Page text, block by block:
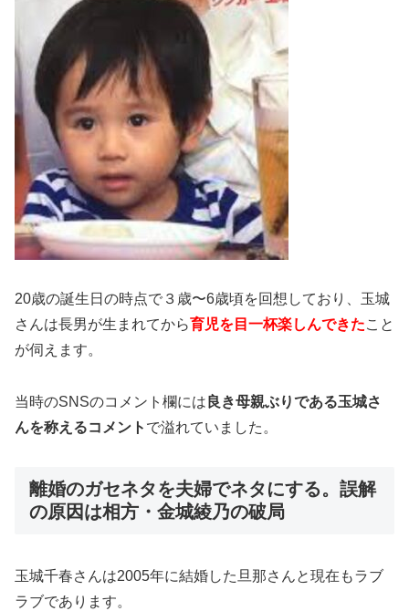
20歳の誕生日の時点で３歳〜6歳頃を回想しており、玉城
さんは長男が生まれてから育児を目一杯楽しんできたこと
が伺えます。
当時のSNSのコメント欄には 良き母親ぶりである玉城さ
んを称えるコメント で溢れていました。
離婚のガセネタを夫婦でネタにする。誤解
の原因は相方・金城綾乃の破局
玉城千春さんは2005年に結婚した旦那さんと現在もラブ
ラブであります。